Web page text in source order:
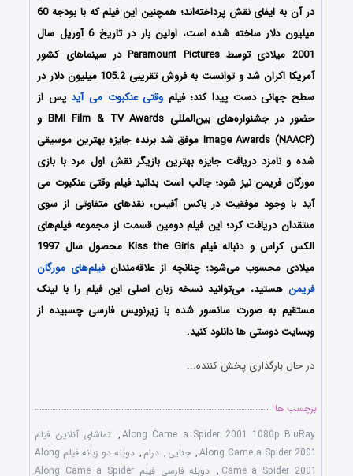
در آن به ایفای نقش پرداخته‌اند؛ همچنین این فیلم که با بودجه 60
میلیون دلار ساخته شده است، اولین بار در تاریخ 6 آوریل سال
2001 میلادی توسط Paramount Pictures در سینماهای کشور
آمریکا اکران شد و توانست به فروش تقریبی 105.2 میلیون دلار در
سطح جهانی دست پیدا کند؛ فیلم وقتی عنکبوت می آیدپس از
حضور در جشنواره‌های بین‌المللی BMI Film & TV Awards و
Image Awards (NAACP) موفق شد برنده جایزه بهترین موسیقی
شده و نامزد دریافت جایزه بهترین بازیگر نقش اول مرد با بازی
مورگان فریمن نیز شود؛ جالب است بدانید فیلم وقتی عنکبوت می
آید با وجود موفقیت در باکس آفیس، نقدهای متفاوتی از سوی
منتقدان دریافت کرد؛ این فیلم دومین قسمت از مجموعه فیلم‌های
الکس کراس و دنباله‌ فیلم Kiss the Girls محصول سال 1997
میلادی محسوب می‌شود؛ چنانچه از علاقه‌مندانفیلم‌های مورگان
فریمن هستید، می‌توانید نسخه زبان اصلی این فیلم را با لینک
مستقیم به صورت سانسور شده با زیرنویس فارسی چسبیده از
وبسایت دوستی ها دانلود کنید.
در حال بارگذاری پخش کننده...
برچسب ها
Along Came a Spider 2001 1080p BluRay
, تماشای آنلاین فیلم
Along Came a Spider 2001
, جنایی , درام ,
دوبله دو زبانه فیلم Along
Came a Spider 2001
, دوبله فارسی فیلم Along Came a Spider